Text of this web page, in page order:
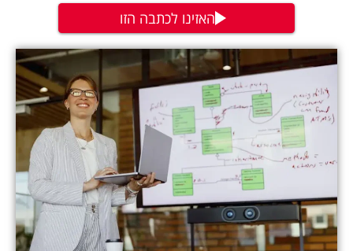
האזינו לכתבה הזו